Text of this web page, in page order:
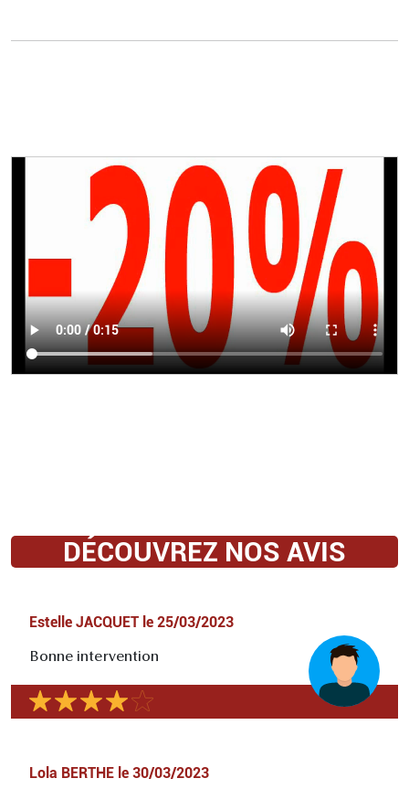
DÉCOUVREZ NOS AVIS
Estelle JACQUET le 25/03/2023
Bonne intervention
Lola BERTHE le 30/03/2023